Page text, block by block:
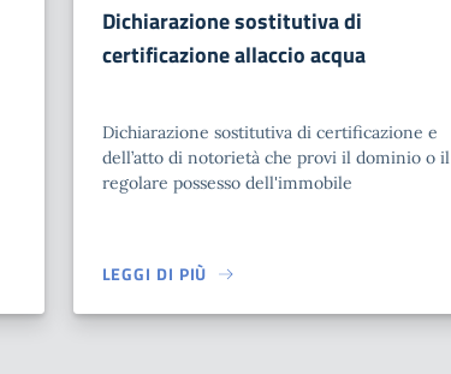
Dichiarazione sostitutiva di
certificazione allaccio acqua
Dichiarazione sostitutiva di certificazione e
dell’atto di notorietà che provi il dominio o il
regolare possesso dell'immobile
LEGGI DI PIÙ